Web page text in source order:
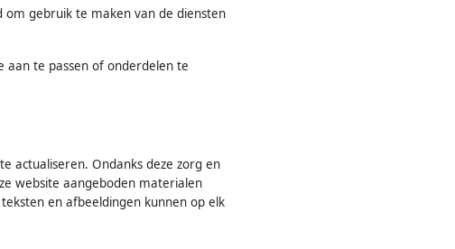
gebruik te maken van de diensten
aan te passen of onderdelen te
actualiseren. Ondanks deze zorg en
website aangeboden materialen
en afbeeldingen kunnen op elk